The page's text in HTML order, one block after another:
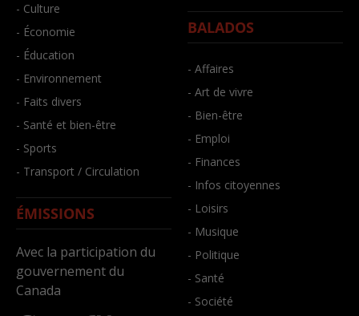
- Culture
- Économie
- Éducation
- Environnement
- Faits divers
- Santé et bien-être
- Sports
- Transport / Circulation
ÉMISSIONS
Avec la participation du
gouvernement du
Canada
BALADOS
- Affaires
- Art de vivre
- Bien-être
- Emploi
- Finances
- Infos citoyennes
- Loisirs
- Musique
- Politique
- Santé
- Société